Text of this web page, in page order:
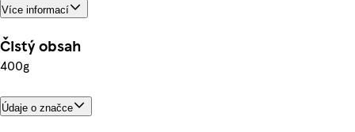
Více informací
Čistý obsah
400g
Údaje o značce